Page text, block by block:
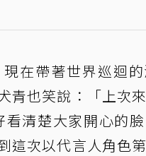
在帶著世界巡迴
青也笑說：「上次
清楚大家開心的
這次以代言人角色